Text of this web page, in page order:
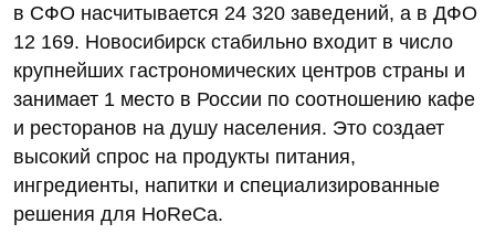
в СФО насчитывается 24 320 заведений, а в ДФО
12 169. Новосибирск стабильно входит в число
крупнейших гастрономических центров страны и
занимает 1 место в России по соотношению кафе
и ресторанов на душу населения. Это создает
высокий спрос на продукты питания,
ингредиенты, напитки и специализированные
решения для HoReCa.